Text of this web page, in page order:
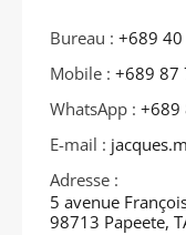
Bureau : +689 40
Mobile : +689 87
WhatsApp : +689
E-mail :
Adresse :
5 avenue
98713 Papeete,